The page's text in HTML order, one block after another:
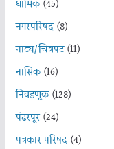
धार्मिक(45)
नगरपरिषद(8)
नाट्य/चित्रपट(11)
नासिक(16)
निवडणूक(128)
पंढरपूर(24)
पत्रकार परिषद(4)